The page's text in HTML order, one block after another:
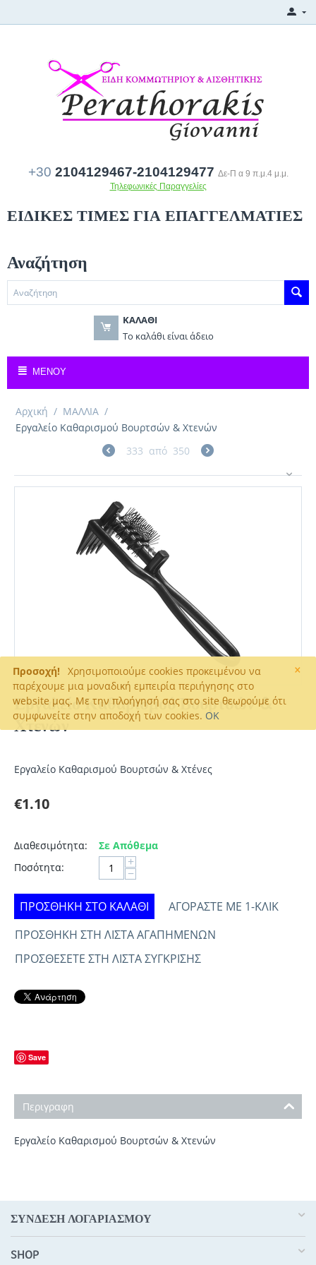
×
Προσοχή!
Χρησιμοποιούμε cookies προκειμένου να
παρέχουμε μια μοναδική εμπειρία περιήγησης στο
website μας. Με την πλοήγησή σας στο site θεωρούμε ότι
συμφωνείτε στην αποδοχή των cookies. OK
+30 2104129467-2104129477 Δε-Π α 9 π.μ.4 μ.μ.
Τηλεφωνικές Παραγγελίες
ΕΙΔΙΚΕΣ ΤΙΜΕΣ ΓΙΑ ΕΠΑΓΓΕΛΜΑΤΙΕΣ
Αναζήτηση
ΚΑΛΆΘΙ
Το καλάθι είναι άδειο
ΜΕΝΟΎ
Αρχική / ΜΑΛΛΙΑ /
Εργαλείο Καθαρισμού Βουρτσών & Χτενών
333 από 350
Εργαλείο Καθαρισμού Βουρτσών &
Χτενών
Εργαλείο Καθαρισμού Βουρτσών & Χτένες
€1.10
Διαθεσιμότητα:
Σε Απόθεμα
Ποσότητα:
+
−
ΠΡΟΣΘΉΚΗ ΣΤΟ ΚΑΛΆΘΙ
ΑΓΟΡΆΣΤΕ ΜΕ 1-ΚΛΙΚ
ΠΡΟΣΘΉΚΗ ΣΤΗ ΛΊΣΤΑ ΑΓΑΠΗΜΈΝΩΝ
ΠΡΟΣΘΈΣΕΤΕ ΣΤΗ ΛΊΣΤΑ ΣΎΓΚΡΙΣΗΣ
Save
Περιγραφη
Εργαλείο Καθαρισμού Βουρτσών & Χτενών
ΣΥΝΔΕΣΗ ΛΟΓΑΡΙΑΣΜΟΥ​
SHOP